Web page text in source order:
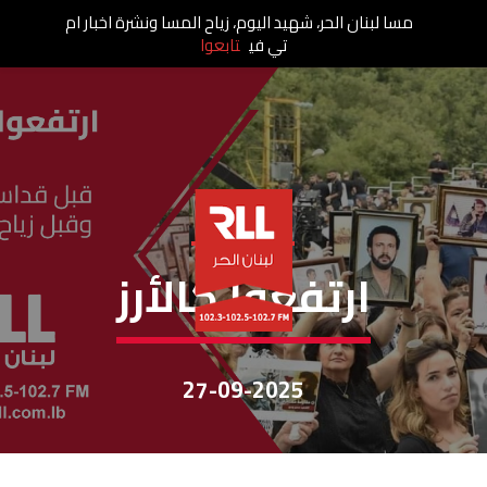
إرتفعوا كالأرز
ارتفعوا كالأرز
27-09-2025
مسا لبنان الحر، شهيد اليوم، زياح المسا ونشرة اخبار ام
تي في تابعوا